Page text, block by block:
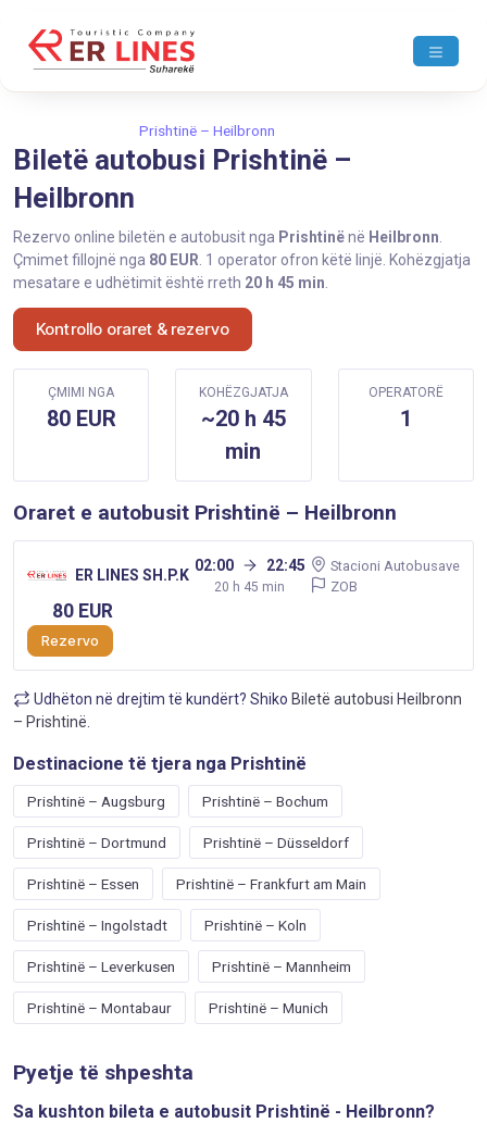
Prishtinë – Heilbronn
Biletë autobusi Prishtinë –
Heilbronn
Rezervo online biletën e autobusit nga Prishtinënë Heilbronn
Çmimet fillojnë nga 80 EUR . 1 operator ofron këtë linjë. Kohëzgjatja
mesatare e udhëtimit është rreth 20 h 45 min
Kontrollo oraret & rezervo
ÇMIMI NGA
80 EUR
KOHËZGJATJA
~20 h 45
min
OPERATORË
1
Oraret e autobusit Prishtinë – Heilbronn
ER LINES SH.P.K
02:00 22:45
20 h 45 min
Stacioni Autobusave
ZOB
80 EUR
Rezervo
Udhëton në drejtim të kundërt? Shiko Biletë autobusi Heilbronn
– Prishtinë
Destinacione të tjera nga Prishtinë
Prishtinë – Augsburg Prishtinë – Bochum
Prishtinë – Dortmund Prishtinë – Düsseldorf
Prishtinë – Essen Prishtinë – Frankfurt am Main
Prishtinë – Ingolstadt Prishtinë – Koln
Prishtinë – Leverkusen Prishtinë – Mannheim
Prishtinë – Montabaur Prishtinë – Munich
Pyetje të shpeshta
Sa kushton bileta e autobusit Prishtinë - Heilbronn?